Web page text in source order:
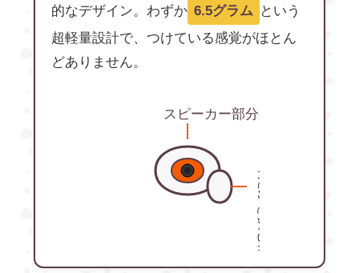
的なデザイン。わずか 6.5グラム という
超軽量設計で、つけている感覚がほとん
どありません。
スピーカー部分
耳たぶを挟む部分